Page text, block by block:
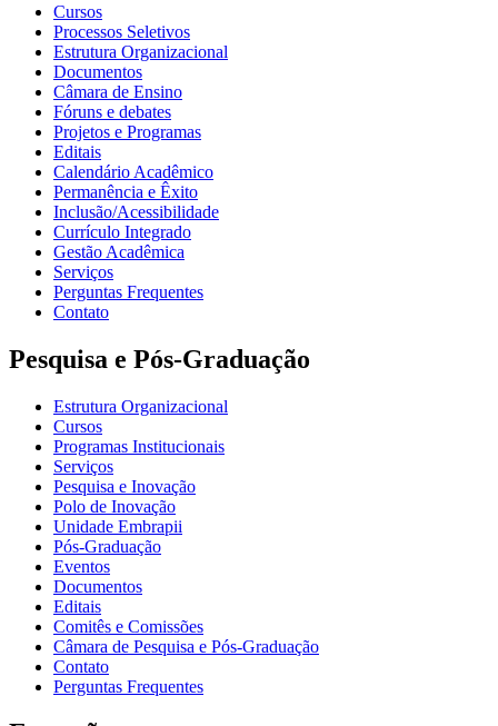
Cursos
Processos Seletivos
Estrutura Organizacional
Documentos
Câmara de Ensino
Fóruns e debates
Projetos e Programas
Editais
Calendário Acadêmico
Permanência e Êxito
Inclusão/Acessibilidade
Currículo Integrado
Gestão Acadêmica
Serviços
Perguntas Frequentes
Contato
Pesquisa e Pós-Graduação
Estrutura Organizacional
Cursos
Programas Institucionais
Serviços
Pesquisa e Inovação
Polo de Inovação
Unidade Embrapii
Pós-Graduação
Eventos
Documentos
Editais
Comitês e Comissões
Câmara de Pesquisa e Pós-Graduação
Contato
Perguntas Frequentes